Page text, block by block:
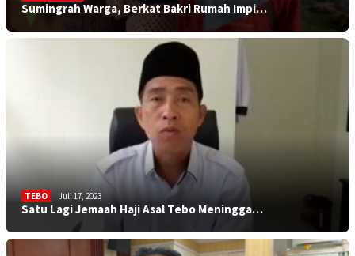
Sumingrah Warga, Berkat Bakri Rumah Impi…
TEBO Juli 17, 2023
Satu Lagi Jemaah Haji Asal Tebo Meningga…